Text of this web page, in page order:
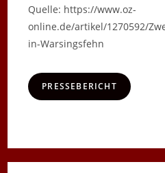
Quelle: https://www.oz-
online.de/artikel/1270592/
in-Warsingsfehn
PRESSEBERICHT